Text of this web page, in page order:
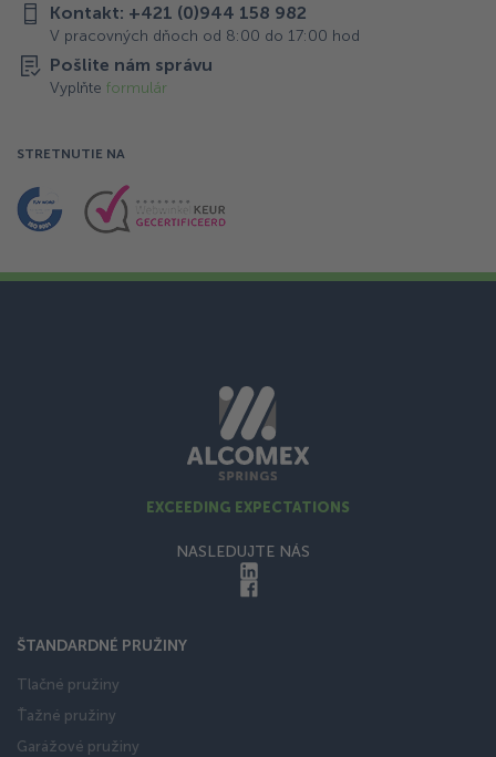
Kontakt: +421 (0)944 158 982
V pracovných dňoch od 8:00 do 17:00 hod
Pošlite nám správu
Vyplňteformulár
STRETNUTIE NA
EXCEEDING EXPECTATIONS
NASLEDUJTE NÁS
ŠTANDARDNÉ PRUŽINY
Tlačné pružiny
Ťažné pružiny
Garážové pružiny